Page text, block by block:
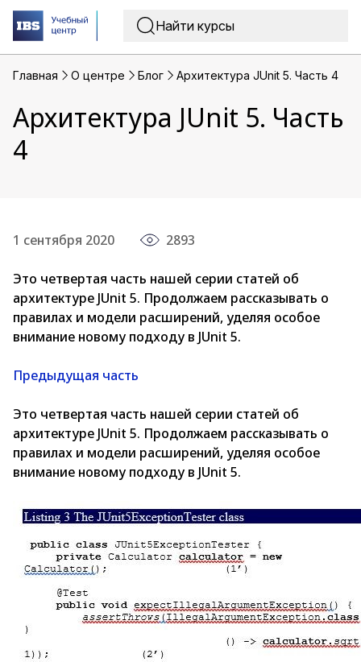
Главная O центре Блог Архитектура JUnit 5. Часть 4
Архитектура JUnit 5. Часть
4
1 сентября 2020 2893
Это четвертая часть нашей серии статей об
архитектуре JUnit 5. Продолжаем рассказывать о
правилах и модели расширений, уделяя особое
внимание новому подходу в JUnit 5.
Предыдущая часть
Это четвертая часть нашей серии статей об
архитектуре JUnit 5. Продолжаем рассказывать о
правилах и модели расширений, уделяя особое
внимание новому подходу в JUnit 5.